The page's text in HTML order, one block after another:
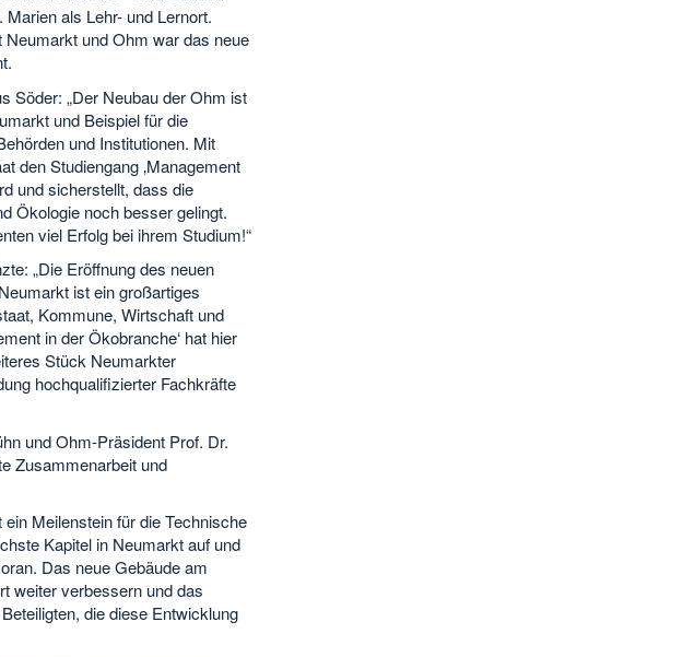
als Lehr- und Lernort.
und Ohm war das neue
Söder: „Der Neubau der Ohm ist
und Beispiel für die
und Institutionen. Mit
den Studiengang ‚Management
und sicherstellt, dass die
Ökologie noch besser gelingt.
viel Erfolg bei ihrem Studium!“
„Die Eröffnung des neuen
ist ein großartiges
Kommune, Wirtschaft und
in der Ökobranche‘ hat hier
Stück Neumarkter
hochqualifizierter Fachkräfte
und Ohm-Präsident Prof. Dr.
Zusammenarbeit und
Meilenstein für die Technische
Kapitel in Neumarkt auf und
Das neue Gebäude am
weiter verbessern und das
die diese Entwicklung